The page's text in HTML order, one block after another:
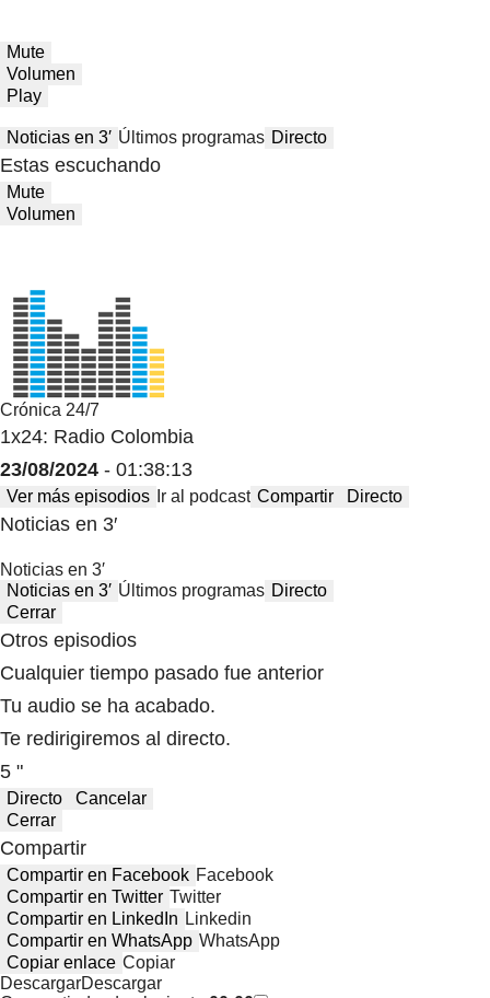
Mute
Volumen
Play
Noticias en 3′ Últimos programas Directo
Estas escuchando
Mute
Volumen
Crónica 24/7
1x24: Radio Colombia
23/08/2024 - 01:38:13
Ver más episodios Ir al podcast Compartir Directo
Noticias en 3′
Noticias en 3′
Noticias en 3′ Últimos programas Directo
Cerrar
Otros episodios
Cualquier tiempo pasado fue anterior
Tu audio se ha acabado.
Te redirigiremos al directo.
5 "
Directo
Cancelar
Cerrar
Compartir
Compartir en Facebook Facebook
Compartir en Twitter Twitter
Compartir en LinkedIn Linkedin
Compartir en WhatsApp WhatsApp
Copiar enlace Copiar
DescargarDescargar